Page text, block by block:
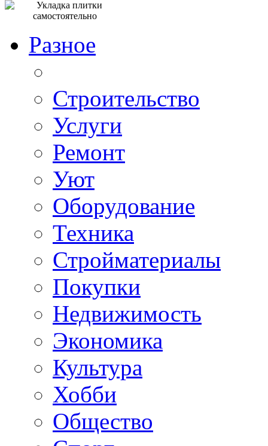
Разное
Строительство
Услуги
Ремонт
Уют
Оборудование
Техника
Стройматериалы
Покупки
Недвижимость
Экономика
Культура
Хобби
Общество